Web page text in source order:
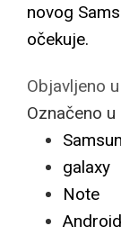
novog
očekuje.
Objavljeno u
Označeno u
galaxy
Note
Android